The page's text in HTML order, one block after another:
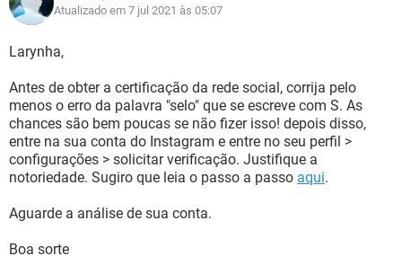
Atualizado em 7 jul 2021 às 05:07
Larynha,
Antes de obter a certificação da rede social, corrija pelo
menos o erro da palavra "selo" que se escreve com S. As
chances são bem poucas se não fizer isso! depois disso,
entre na sua conta do Instagram e entre no seu perfil >
configurações > solicitar verificação. Justifique a
notoriedade. Sugiro que leia o passo a passo aqui.
Aguarde a análise de sua conta.
Boa sorte